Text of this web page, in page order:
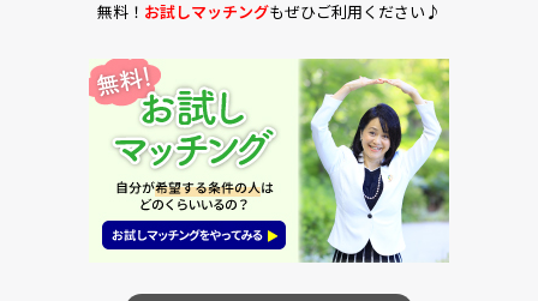
無料！ お試しマッチングもぜひご利用ください♪